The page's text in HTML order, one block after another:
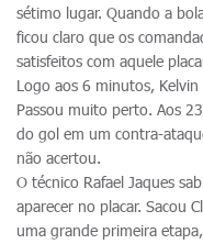
sétimo lugar. Quando a
ficou claro que os
satisfeitos com aquele
Logo aos 6 minutos,
Passou muito perto. Aos
do gol em um contra-
não acertou.
O técnico Rafael Jaques
aparecer no placar. Sacou
uma grande primeira